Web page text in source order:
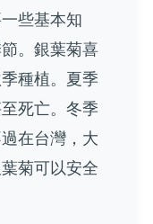
些基本知
。銀葉菊喜
種植。夏季
死亡。冬季
在台灣，大
菊可以安全